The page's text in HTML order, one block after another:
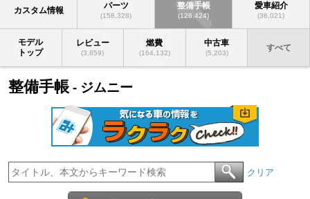
カスタム情報 パーツ
(158,328)
整備手帳
(126,424)
愛車紹介
(36,021)
モデル
トップ
レビュー
(3,859)
燃費
(164,132)
中古車
(5,203)
すべて
整備手帳 - ジムニー
クリア